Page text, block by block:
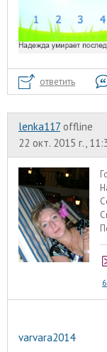
ответить
lenka117 offline
22 окт. 2015 г.,
6
varvara2014